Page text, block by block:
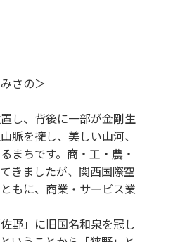
さの＞
し、背後に一部が金剛生
脈を擁し、美しい山河、
まちです。商・工・農・
きましたが、関西国際空
もに、商業・サービス業
野」に旧国名和泉を冠し